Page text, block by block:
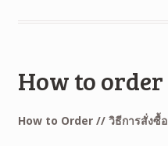
How to order
How to Order // วิธีการสั่งซื้อ